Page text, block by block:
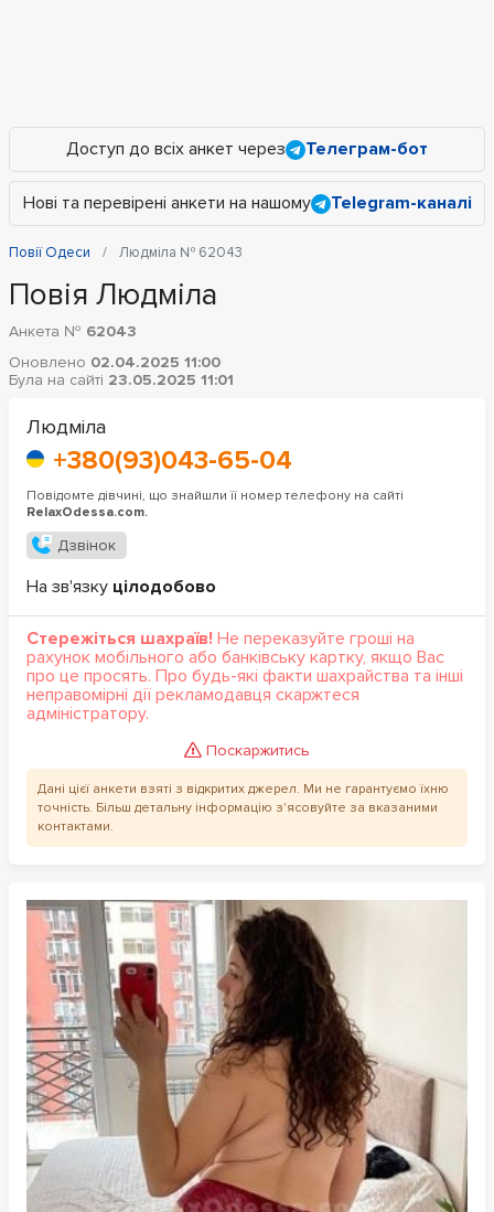
Доступ до всіх анкет через Телеграм-бот
Нові та перевірені анкети на нашому Telegram-каналі
Повії Одеси Людміла № 62043
Повія Людміла
Анкета № 62043
Оновлено 02.04.2025 11:00
Була на сайті 23.05.2025 11:01
Людміла
+380(93)043-65-04
Повідомте дівчині, що знайшли її номер телефону на сайті
RelaxOdessa.com.
Дзвінок
На зв'язку цілодобово
Стережіться шахраїв! Не переказуйте гроші на
рахунок мобільного або банківську картку, якщо Вас
про це просять. Про будь-які факти шахрайства та інші
неправомірні дії рекламодавця скаржтеся
адміністратору.
Поскаржитись
Дані цієї анкети взяті з відкритих джерел. Ми не гарантуємо їхню
точність. Більш детальну інформацію з'ясовуйте за вказаними
контактами.